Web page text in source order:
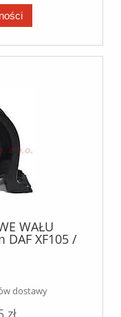
WAŁU
DAF XF105 /
CF85 / 85CF
dostawy